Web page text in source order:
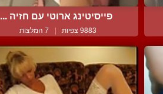
פייסיטינג ארוטי עם חזיה ...
9883 צפיות | 7 המלצות